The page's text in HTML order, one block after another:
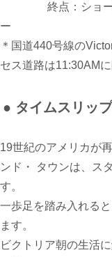
終点：ショ
ー
＊ 国道440号線の
セス道路は11:30AM
● タイムスリッ
19世紀のアメリカが
ンド・
タウンは、ス
す。
一歩足を踏み入れる
ます。
ビクトリア朝の生活